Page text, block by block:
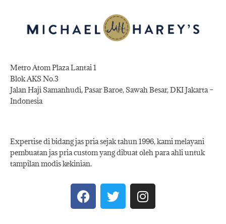
Metro Atom Plaza Lantai 1
Blok AKS No.3
Jalan Haji Samanhudi, Pasar Baroe, Sawah Besar, DKI Jakarta –
Indonesia
Expertise di bidang jas pria sejak tahun 1996, kami melayani
pembuatan jas pria custom yang dibuat oleh para ahli untuk
tampilan modis kekinian.